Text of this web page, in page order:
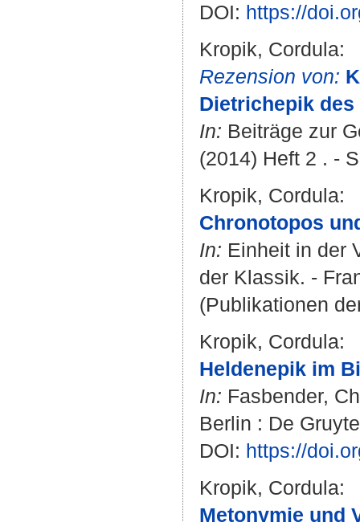
DOI: https://
Kropik, Cordula:
Rezension von:
Dietrichepik des
In: Beiträge zur
(2014) Heft 2 . -
Kropik, Cordula:
Chronotopos
In: Einheit in der
der Klassik. -
(Publikationen
Kropik, Cordula:
Heldenepik im
In: Fasbender,
Berlin : De
DOI: https://
Kropik, Cordula:
Metonymie und